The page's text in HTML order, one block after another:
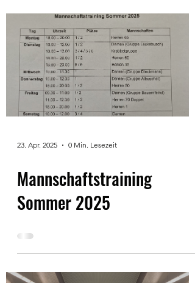
23. Apr. 2025 0 Min. Lesezeit
Mannschaftstraining
Sommer 2025